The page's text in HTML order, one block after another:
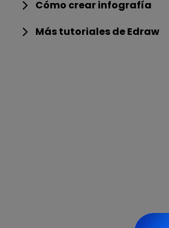
Cómo crear infografía
Más tutoriales de Edraw